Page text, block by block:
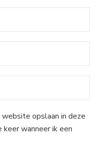
website opslaan in deze
wanneer ik een